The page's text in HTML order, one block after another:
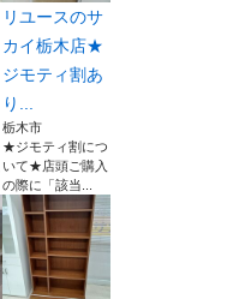
リユースのサ
カイ栃木店★
ジモティ割あ
り...
栃木市
★ジモティ割につ
いて★店頭ご購入
の際に「該当...